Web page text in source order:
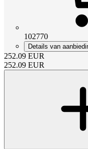
102770
Details van
252.09 EUR
252.09 EUR